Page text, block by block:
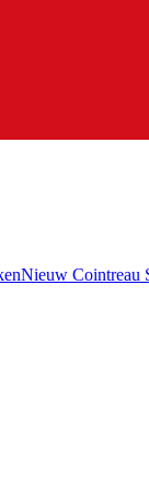
Nieuw Cointreau